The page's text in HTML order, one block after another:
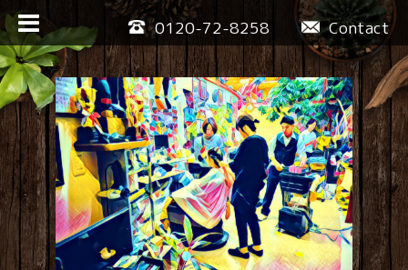
Contact
0120-72-8258